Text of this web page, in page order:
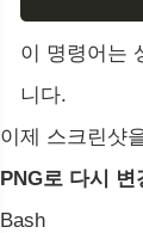
이 명령어는
니다.
이제 스크린샷
PNG로 다시
Bash